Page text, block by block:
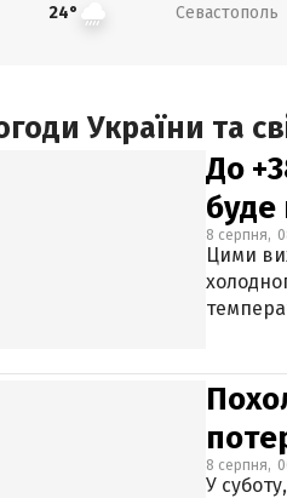
24° Севастополь
України та
До
буде
8 серпня,
Цими
8 серпня,
У